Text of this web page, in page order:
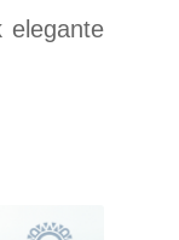
elegante